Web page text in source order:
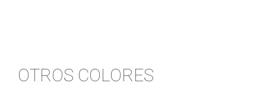
OTROS COLORES